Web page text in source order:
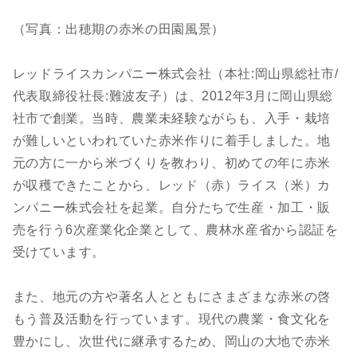
（写真：出穂期の赤米の田園風景）
レッドライスカンパニー株式会社（本社:岡山県総社市/
代表取締役社長:難波友子）は、2012年3月に岡山県総
社市で創業。当時、農業未経験ながらも、入手・栽培
が難しいといわれていた赤米作りに着手しました。地
元の方に一から米づくりを教わり、初めての年に赤米
が収穫できたことから、レッド（赤）ライス（米）カ
ンパニー株式会社を起業。自分たちで生産・加工・販
売を行う6次産業化企業として、農林水産省から認証を
受けています。
また、地元の方や著名人とともにさまざまな赤米の啓
もう普及活動を行っています。現代の農業・食文化を
豊かにし、次世代に継承するため、岡山の大地で赤米